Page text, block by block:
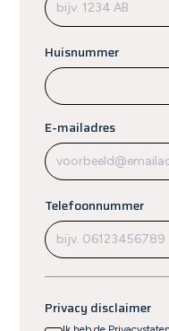
Huisnummer
E-mailadres
Telefoonnummer
Privacy disclaimer